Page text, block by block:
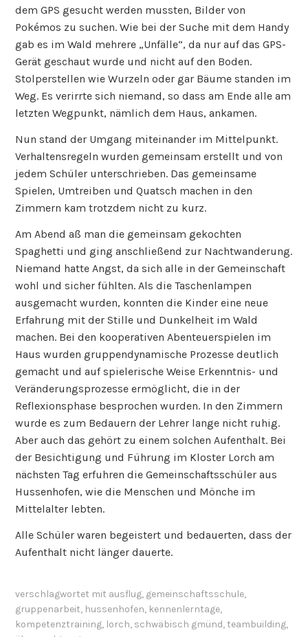
dem GPS gesucht werden mussten, Bilder von
Pokémos zu suchen. Wie bei der Suche mit dem Handy
gab es im Wald mehrere „Unfälle“, da nur auf das GPS-
Gerät geschaut wurde und nicht auf den Boden.
Stolperstellen wie Wurzeln oder gar Bäume standen im
Weg. Es verirrte sich niemand, so dass am Ende alle am
letzten Wegpunkt, nämlich dem Haus, ankamen.
Nun stand der Umgang miteinander im Mittelpunkt.
Verhaltensregeln wurden gemeinsam erstellt und von
jedem Schüler unterschrieben. Das gemeinsame
Spielen, Umtreiben und Quatsch machen in den
Zimmern kam trotzdem nicht zu kurz.
Am Abend aß man die gemeinsam gekochten
Spaghetti und ging anschließend zur Nachtwanderung.
Niemand hatte Angst, da sich alle in der Gemeinschaft
wohl und sicher fühlten. Als die Taschenlampen
ausgemacht wurden, konnten die Kinder eine neue
Erfahrung mit der Stille und Dunkelheit im Wald
machen. Bei den kooperativen Abenteuerspielen im
Haus wurden gruppendynamische Prozesse deutlich
gemacht und auf spielerische Weise Erkenntnis- und
Veränderungsprozesse ermöglicht, die in der
Reflexionsphase besprochen wurden. In den Zimmern
wurde es zum Bedauern der Lehrer lange nicht ruhig.
Aber auch das gehört zu einem solchen Aufenthalt. Bei
der Besichtigung und Führung im Kloster Lorch am
nächsten Tag erfuhren die Gemeinschaftsschüler aus
Hussenhofen, wie die Menschen und Mönche im
Mittelalter lebten.
Alle Schüler waren begeistert und bedauerten, dass der
Aufenthalt nicht länger dauerte.
verschlagwortet mit ausflug, gemeinschaftsschule,
gruppenarbeit, hussenhofen, kennenlerntage,
kompetenztraining, lorch, schwäbisch gmünd, teambuilding,